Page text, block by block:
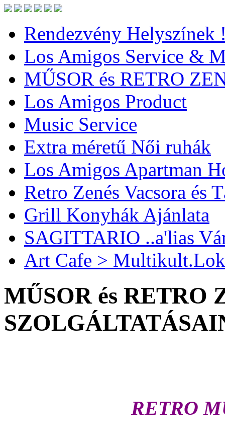
Rendezvény Helyszínek
Los Amigos Service &
MŰSOR és RETRO
Los Amigos Product
Music Service
Extra méretű Női ruhák
Los Amigos Apartman
Retro Zenés Vacsora és
Grill Konyhák Ajánlata
SAGITTARIO ..a'lias
Art Cafe >
MŰSOR és RETRO
RETRO